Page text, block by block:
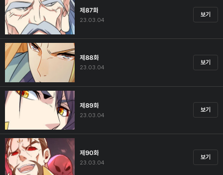
제87화
23.03.04
보기
제88화
23.03.04
보기
제89화
23.03.04
보기
제90화
23.03.04
보기